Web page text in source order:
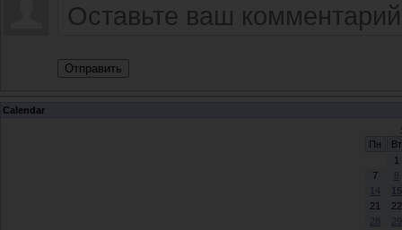
Отправить
Calendar
Пн
Вт
1
7
8
15
21
22
28
29